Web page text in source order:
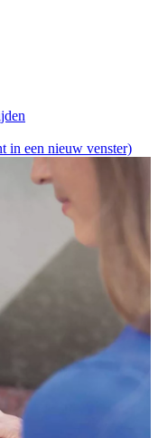
in een nieuw venster)